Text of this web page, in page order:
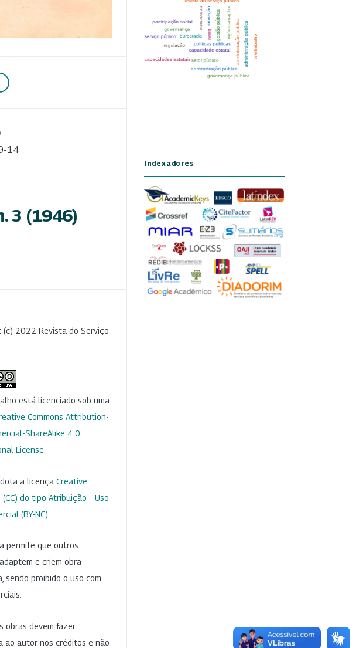
14
3 (1946)
(c) 2022 Revista do Serviço
está licenciado sob uma
Commons Attribution-
ShareAlike 4.0
License
a licença Creative
(CC) do tipo Atribuição – Uso
(BY-NC)
permite que outros
e criem obra
sendo proibido o uso com
obras devem fazer
ao autor nos créditos e não
Indexadores